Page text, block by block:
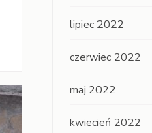
lipiec 2022
czerwiec 2022
maj 2022
kwiecień 2022